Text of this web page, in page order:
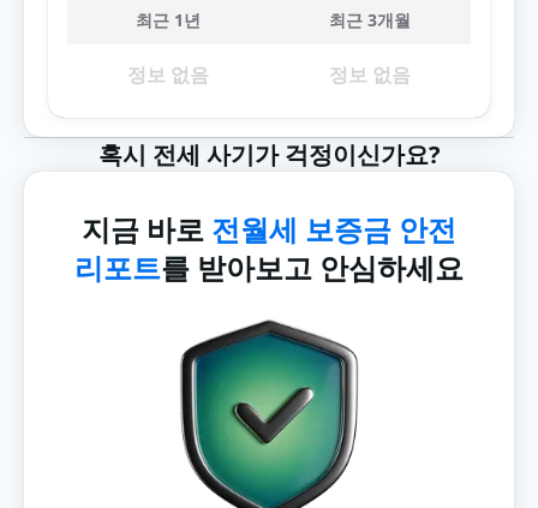
최근 1년 최근 3개월
정보 없음 정보 없음
혹시 전세 사기가 걱정이신가요?
지금 바로 전월세 보증금 안전
리포트를 받아보고 안심하세요